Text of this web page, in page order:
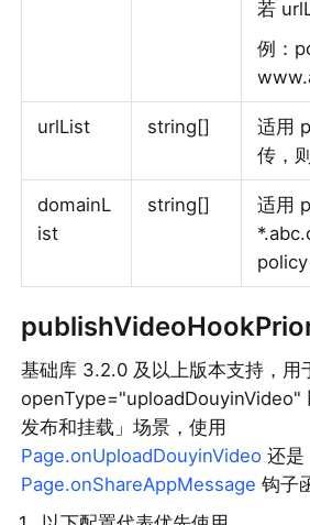
若
例：
urlList string[]
适用
传，
domainL
ist
string[]
适用
policy
基础库 3.2.0 及以上版本支持，用
openType="uploadDouyinVideo"
Page.onUploadDouyinVideo
Page.onShareAppMessage 钩子